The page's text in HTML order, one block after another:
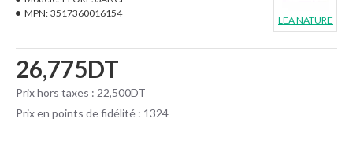
26,775DT
Prix hors taxes : 22,500DT
Prix en points de fidélité : 1324
MPN: 3517360016154
LEA NATURE